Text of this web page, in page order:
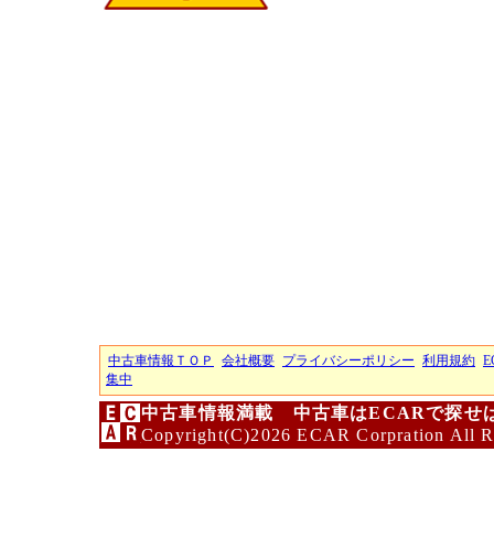
中古車情報ＴＯＰ 会社概要 プライバシーポリシー 利用規約
集中
中古車情報満載 中古車はECARで探せ
Copyright(C)2026 ECAR Corpration All